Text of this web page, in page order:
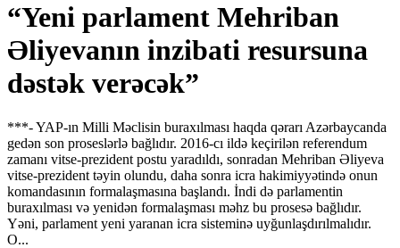
“Yeni parlament Mehriban
Əliyevanın inzibati resursuna
dəstək verəcək”
***- YAP-ın Milli Məclisin buraxılması haqda qərarı Azərbaycanda
gedən son proseslərlə bağlıdır. 2016-cı ildə keçirilən referendum
zamanı vitse-prezident postu yaradıldı, sonradan Mehriban Əliyeva
vitse-prezident təyin olundu, daha sonra icra hakimiyyətində onun
komandasının formalaşmasına başlandı. İndi də parlamentin
buraxılması və yenidən formalaşması məhz bu prosesə bağlıdır.
Yəni, parlament yeni yaranan icra sisteminə uyğunlaşdırılmalıdır.
O...